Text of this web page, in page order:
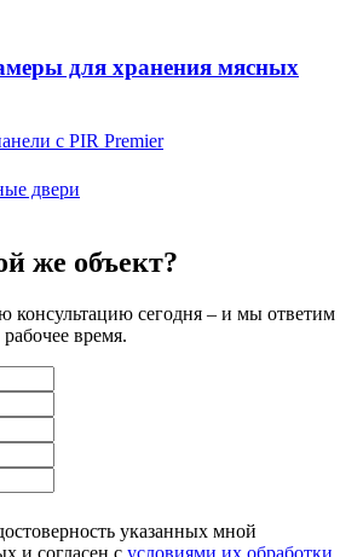
для хранения мясных
с PIR Premier
двери
же объект?
консультацию сегодня – и мы ответим
время.
указанных мной
и согласен с условиями их обработки